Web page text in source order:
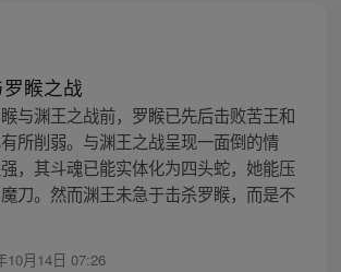
睺之战
与渊王之战前，罗睺已先后击败苦王和
所削弱。与渊王之战呈现一面倒的情
，其斗魂已能实体化为四头蛇，她能压
刀。然而渊王未急于击杀罗睺，而是不
10月14日 07:26